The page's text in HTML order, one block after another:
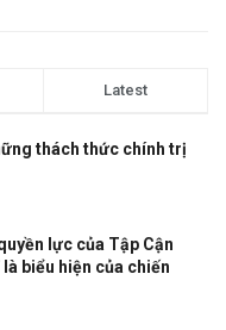
Latest
thách thức chính trị
lực của Tập Cận
biểu hiện của chiến